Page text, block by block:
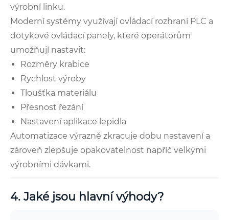
výrobní linku.
Moderní systémy využívají ovládací rozhraní PLC a
dotykové ovládací panely, které operátorům
umožňují nastavit:
Rozměry krabice
Rychlost výroby
Tloušťka materiálu
Přesnost řezání
Nastavení aplikace lepidla
Automatizace výrazně zkracuje dobu nastavení a
zároveň zlepšuje opakovatelnost napříč velkými
výrobními dávkami.
4. Jaké jsou hlavní výhody?